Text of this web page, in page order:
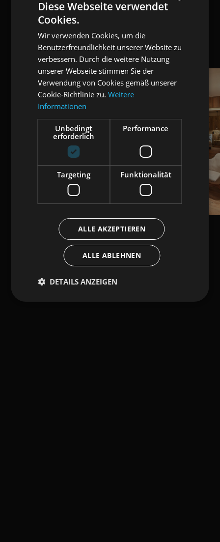
Diese Webseite verwendet
Cookies.
Wir verwenden Cookies, um die
Benutzerfreundlichkeit unserer Website zu
verbessern. Durch die weitere Nutzung
unserer Webseite stimmen Sie der
Verwendung von Cookies gemäß unserer
Cookie-Richtlinie zu. Weitere
Informationen
Unbedingt
erforderlich
Performance
Targeting Funktionalität
ALLE AKZEPTIEREN
ALLE ABLEHNEN
DETAILS ANZEIGEN